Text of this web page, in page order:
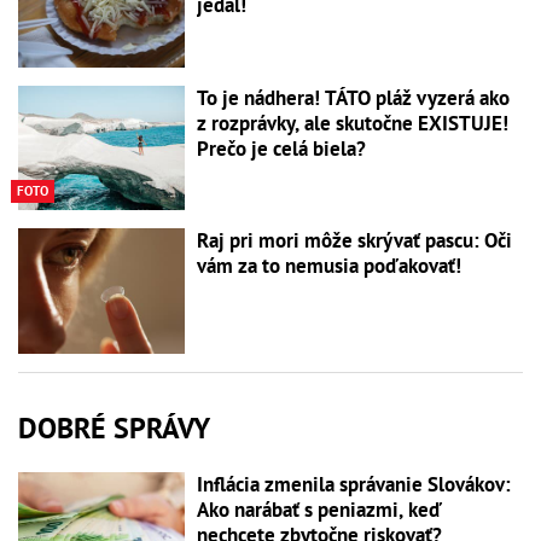
FOTO
To je nádhera! TÁTO pláž vyzerá ako
z rozprávky, ale skutočne EXISTUJE!
Prečo je celá biela?
Raj pri mori môže skrývať pascu: Oči
vám za to nemusia poďakovať!
DOBRÉ SPRÁVY
Inflácia zmenila správanie Slovákov:
Ako narábať s peniazmi, keď
nechcete zbytočne riskovať?